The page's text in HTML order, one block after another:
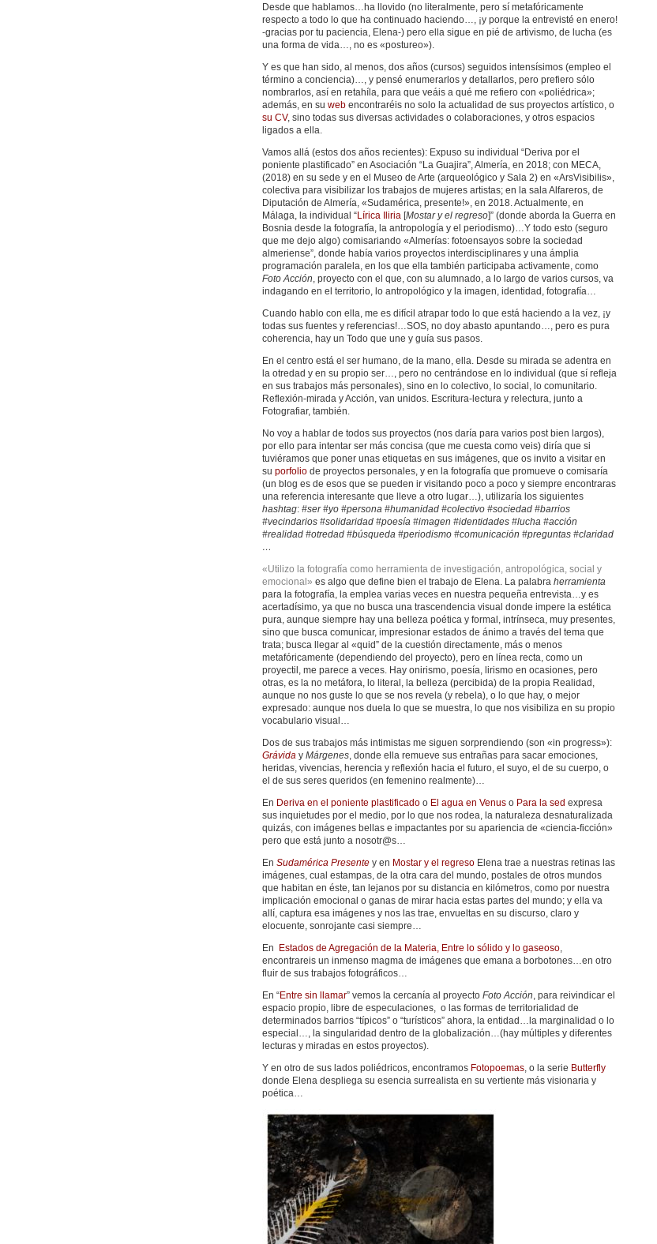
Desde que hablamos…ha llovido (no literalmente, pero sí metafóricamente
respecto a todo lo que ha continuado haciendo…, ¡y porque la entrevisté en enero!
-gracias por tu paciencia, Elena-) pero ella sigue en pié de artivismo, de lucha (es
una forma de vida…, no es «postureo»).
Y es que han sido, al menos, dos años (cursos) seguidos intensísimos (empleo el
término a conciencia)…, y pensé enumerarlos y detallarlos, pero prefiero sólo
nombrarlos, así en retahíla, para que veáis a qué me refiero con «poliédrica»;
además, en su web encontraréis no solo la actualidad de sus proyectos artístico, o
su CV, sino todas sus diversas actividades o colaboraciones, y otros espacios
ligados a ella.
Vamos allá (estos dos años recientes): Expuso su individual “Deriva por el
poniente plastificado” en Asociación “La Guajira”, Almería, en 2018; con MECA,
(2018) en su sede y en el Museo de Arte (arqueológico y Sala 2) en «ArsVisibilis»,
colectiva para visibilizar los trabajos de mujeres artistas; en la sala Alfareros, de
Diputación de Almería, «Sudamérica, presente!», en 2018. Actualmente, en
Málaga, la individual “Lírica Iliria [Mostar y el regreso]” (donde aborda la Guerra en
Bosnia desde la fotografía, la antropología y el periodismo)…Y todo esto (seguro
que me dejo algo) comisariando «Almerías: fotoensayos sobre la sociedad
almeriense”, donde había varios proyectos interdisciplinares y una ámplia
programación paralela, en los que ella también participaba activamente, como
Foto Acción , proyecto con el que, con su alumnado, a lo largo de varios cursos, va
indagando en el territorio, lo antropológico y la imagen, identidad, fotografía…
Cuando hablo con ella, me es difícil atrapar todo lo que está haciendo a la vez, ¡y
todas sus fuentes y referencias!…SOS, no doy abasto apuntando…, pero es pura
coherencia, hay un Todo que une y guía sus pasos.
En el centro está el ser humano, de la mano, ella. Desde su mirada se adentra en
la otredad y en su propio ser…, pero no centrándose en lo individual (que sí refleja
en sus trabajos más personales), sino en lo colectivo, lo social, lo comunitario.
Reflexión-mirada y Acción, van unidos. Escritura-lectura y relectura, junto a
Fotografiar, también.
No voy a hablar de todos sus proyectos (nos daría para varios post bien largos),
por ello para intentar ser más concisa (que me cuesta como veis) diría que si
tuviéramos que poner unas etiquetas en sus imágenes, que os invito a visitar en
su porfolio de proyectos personales, y en la fotografía que promueve o comisaría
(un blog es de esos que se pueden ir visitando poco a poco y siempre encontraras
una referencia interesante que lleve a otro lugar…), utilizaría los siguientes
hashtag: #ser #yo #persona #humanidad #colectivo #sociedad #barrios
#vecindarios #solidaridad #poesía #imagen #identidades #lucha #acción
#realidad #otredad #búsqueda #periodismo #comunicación #preguntas #claridad
…
«Utilizo la fotografía como herramienta de investigación, antropológica, social y
emocional» es algo que define bien el trabajo de Elena. La palabra herramienta
para la fotografía, la emplea varias veces en nuestra pequeña entrevista…y es
acertadísimo, ya que no busca una trascendencia visual donde impere la estética
pura, aunque siempre hay una belleza poética y formal, intrínseca, muy presentes,
sino que busca comunicar, impresionar estados de ánimo a través del tema que
trata; busca llegar al «quid” de la cuestión directamente, más o menos
metafóricamente (dependiendo del proyecto), pero en línea recta, como un
proyectil, me parece a veces. Hay onirismo, poesía, lirismo en ocasiones, pero
otras, es la no metáfora, lo literal, la belleza (percibida) de la propia Realidad,
aunque no nos guste lo que se nos revela (y rebela), o lo que hay, o mejor
expresado: aunque nos duela lo que se muestra, lo que nos visibiliza en su propio
vocabulario visual…
Dos de sus trabajos más intimistas me siguen sorprendiendo (son «in progress»):
Grávida y Márgenes , donde ella remueve sus entrañas para sacar emociones,
heridas, vivencias, herencia y reflexión hacia el futuro, el suyo, el de su cuerpo, o
el de sus seres queridos (en femenino realmente)…
En Deriva en el poniente plastificado o El agua en Venus o Para la sed expresa
sus inquietudes por el medio, por lo que nos rodea, la naturaleza desnaturalizada
quizás, con imágenes bellas e impactantes por su apariencia de «ciencia-ficción»
pero que está junto a nosotr@s…
En Sudamérica Presente y en Mostar y el regreso Elena trae a nuestras retinas las
imágenes, cual estampas, de la otra cara del mundo, postales de otros mundos
que habitan en éste, tan lejanos por su distancia en kilómetros, como por nuestra
implicación emocional o ganas de mirar hacia estas partes del mundo; y ella va
allí, captura esa imágenes y nos las trae, envueltas en su discurso, claro y
elocuente, sonrojante casi siempre…
En Estados de Agregación de la Materia, Entre lo sólido y lo gaseoso
encontrareis un inmenso magma de imágenes que emana a borbotones…en otro
fluir de sus trabajos fotográficos…
En “Entre sin llamar” vemos la cercanía al proyecto Foto Acción , para reivindicar el
espacio propio, libre de especulaciones, o las formas de territorialidad de
determinados barrios “típicos” o “turísticos” ahora, la entidad…la marginalidad o lo
especial…, la singularidad dentro de la globalización…(hay múltiples y diferentes
lecturas y miradas en estos proyectos).
Y en otro de sus lados poliédricos, encontramos Fotopoemas , o la serie Butterfly
donde Elena despliega su esencia surrealista en su vertiente más visionaria y
poética…